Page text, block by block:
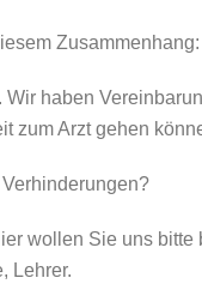
Wir haben
zum Arzt gehen
wollen Sie uns
Lehrer.